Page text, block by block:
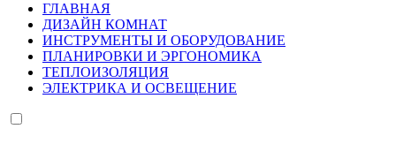
ГЛАВНАЯ
ДИЗАЙН КОМНАТ
ИНСТРУМЕНТЫ И ОБОРУДОВАНИЕ
ПЛАНИРОВКИ И ЭРГОНОМИКА
ТЕПЛОИЗОЛЯЦИЯ
ЭЛЕКТРИКА И ОСВЕЩЕНИЕ